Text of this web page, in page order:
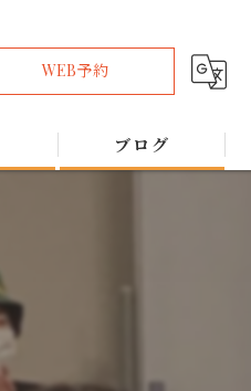
WEB予約
ブログ